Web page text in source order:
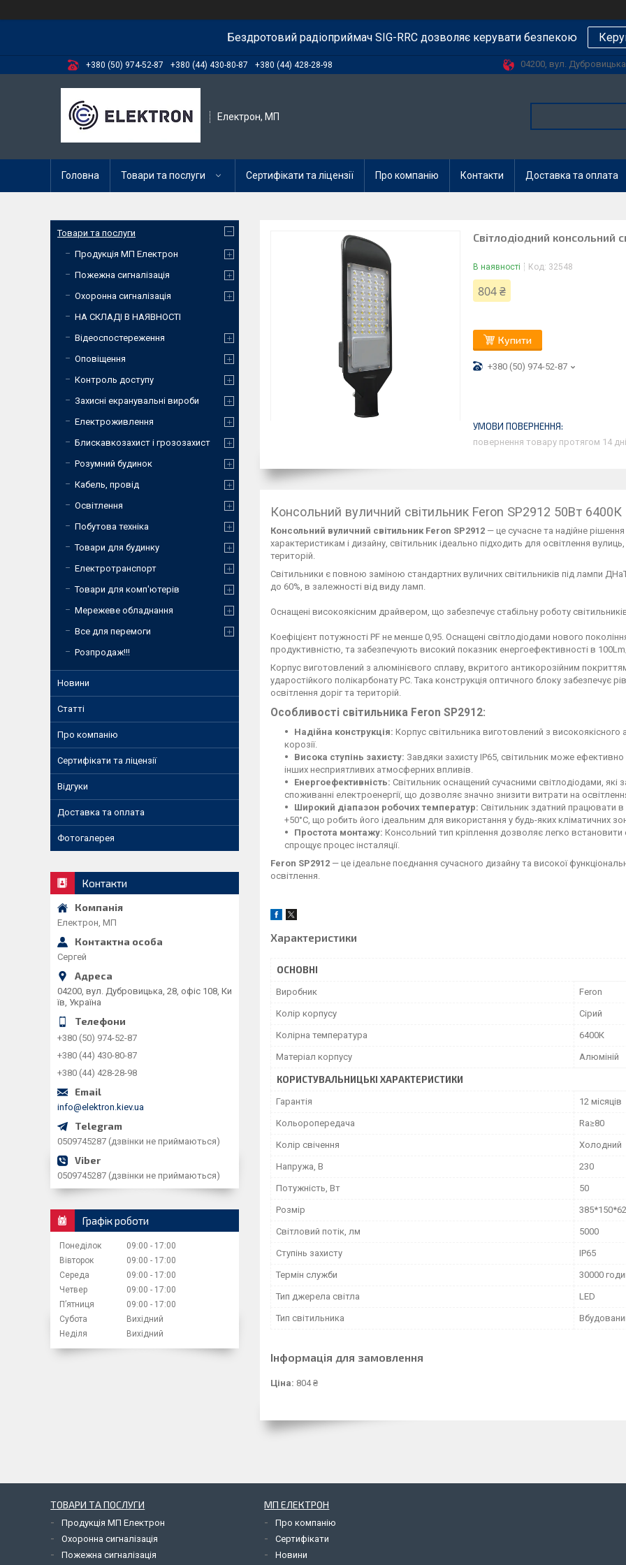
Бездротовий радіоприймач SIG-RRC дозволяє керувати безпекою
+380 (50) 974-52-87 +380 (44) 430-80-87 +380 (44) 428-28-98 04200, вул.
Електрон, МП
Головна Товари та послуги Сертифікати та ліцензії Про компанію Контакти Доставка та оплата
Світлодіодний консольний
В наявності Код: 32548
804 ₴
Купити
+380 (50) 974-52-87
повернення товару протягом 14
Консольний вуличний світильник Feron SP2912 50Вт 6400К
Консольний вуличний світильник Feron SP2912 — це сучасне та надійне
характеристикам і дизайну, світильник ідеально підходить для освітлення
територій.
Світильники є повною заміною стандартних вуличних світильників під лампи
до 60%, в залежності від виду ламп.
Оснащені високоякісним драйвером, що забезпечує стабільну роботу світильників
Коефіцієнт потужності PF не менше 0,95. Оснащені світлодіодами нового
продуктивністю, та забезпечують високий показник енергоефективності в
Корпус виготовлений з алюмінієвого сплаву, вкритого антикорозійним
ударостійкого полікарбонату PC. Така конструкція оптичного блоку забезпечує
освітлення доріг та територій.
Особливості світильника Feron SP2912:
Надійна конструкція: Корпус світильника виготовлений з високоякісного
корозії.
Висока ступінь захисту: Завдяки захисту IP65, світильник може
інших несприятливих атмосферних впливів.
Енергоефективність: Світильник оснащений сучасними світлодіодами,
споживанні електроенергії, що дозволяє значно знизити витрати на
Широкий діапазон робочих температур: Світильник здатний працювати
+50°C, що робить його ідеальним для використання у будь-яких кліматичних
Простота монтажу: Консольний тип кріплення дозволяє легко встановити
спрощує процес інсталяції.
Feron SP2912 — це ідеальне поєднання сучасного дизайну та високої
освітлення.
Характеристики
ОСНОВНІ
Виробник Feron
Колір корпусу Сірий
Колірна температура 6400К
Матеріал корпусу Алюміній
КОРИСТУВАЛЬНИЦЬКІ ХАРАКТЕРИСТИКИ
Гарантія 12 місяців
Кольоропередача Ra≥80
Колір свічення Холодний
Напружа, В 230
Потужність, Вт 50
Розмір
Світловий потік, лм 5000
Ступінь захисту IP65
Термін служби 30000
Тип джерела світла LED
Тип світильника
Інформація для замовлення
Ціна: 804 ₴
Товари та послуги
Продукція МП Електрон
Пожежна сигналізація
Охоронна сигналізація
НА СКЛАДІ В НАЯВНОСТІ
Відеоспостереження
Оповіщення
Контроль доступу
Захисні екранувальні вироби
Електроживлення
Блискавкозахист і грозозахист
Розумний будинок
Кабель, провід
Освітлення
Побутова техніка
Товари для будинку
Електротранспорт
Товари для комп'ютерів
Мережеве обладнання
Все для перемоги
Розпродаж!!!
Новини
Статті
Про компанію
Сертифікати та ліцензії
Відгуки
Доставка та оплата
Фотогалерея
Контакти
Електрон, МП
Сергей
04200, вул. Дубровицька, 28, офіс 108, Ки
їв, Україна
+380 (50) 974-52-87
+380 (44) 430-80-87
+380 (44) 428-28-98
info@elektron.kiev.ua
0509745287 (дзвінки не приймаються)
0509745287 (дзвінки не приймаються)
Графік роботи
Понеділок 09:00
17:00
Вівторок
09:00
17:00
Середа
09:00
17:00
Четвер
09:00
17:00
Пʼятниця
09:00
17:00
Субота
Вихідний
Неділя
Вихідний
ТОВАРИ ТА ПОСЛУГИ
Продукція МП Електрон
Охоронна сигналізація
Пожежна сигналізація
МП ЕЛЕКТРОН
Про компанію
Сертифікати
Новини